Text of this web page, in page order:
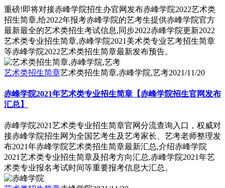
重磅!即将对接赤峰学院招生办官网发布赤峰学院2022艺术类
招生简章,给2022年报考赤峰学院的艺考生提供赤峰学院官方
最新最全的艺术类招生考试信息,同步2022赤峰学院更新2022
艺术类专业招生简章,赤峰学院2021美术类专业艺考招生简章
等赤峰学院2022艺术类招生简章最新发布预告。
艺术类招生简章艺术类招生简章,赤峰学院,艺考2021/11/20
赤峰学院2021年艺术类专业招生简章【赤峰学院招生官网发布
汇总】
赤峰学院2021艺术类专业招生简章官网分流查询入口，权威对
接赤峰学院招生网为全国艺考生及艺考家长、艺考老师整理发
布2021年赤峰学院艺术类招生简章最新汇总,介绍赤峰学院
2021艺术类专业招生简章及招考方向汇总,赤峰学院2021年艺
术类专业报名考试时间等重要报考信息大汇总。